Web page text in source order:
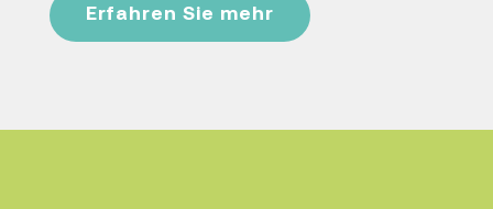
Erfahren Sie mehr